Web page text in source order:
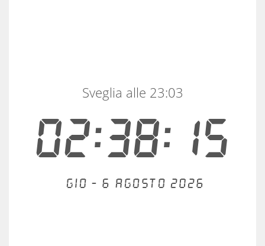
02:38:15
Sveglia alle 23:03
Gio - 6 agosto 2026